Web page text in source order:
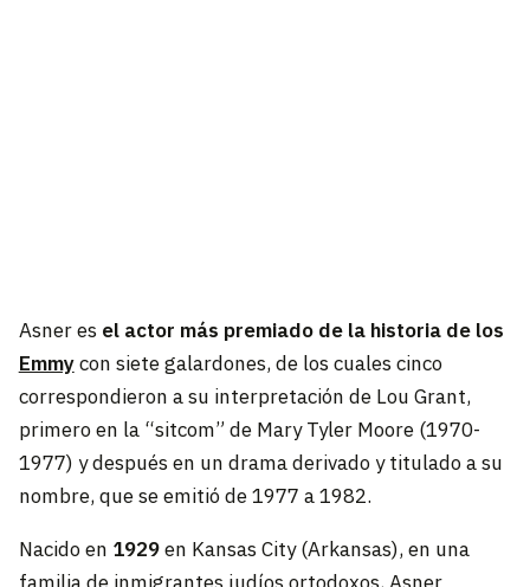
Asner es el actor más premiado de la historia de los
Emmycon siete galardones, de los cuales cinco
correspondieron a su interpretación de Lou Grant,
primero en la “sitcom” de Mary Tyler Moore (1970-
1977) y después en un drama derivado y titulado a su
nombre, que se emitió de 1977 a 1982.
Nacido en 1929en Kansas City (Arkansas), en una